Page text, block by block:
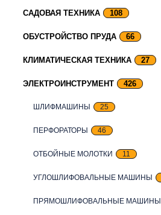
САДОВАЯ ТЕХНИКА 108
ОБУСТРОЙСТВО ПРУДА 66
КЛИМАТИЧЕСКАЯ ТЕХНИКА 27
ЭЛЕКТРОИНСТРУМЕНТ 426
ШЛИФМАШИНЫ 25
ПЕРФОРАТОРЫ 46
ОТБОЙНЫЕ МОЛОТКИ 11
УГЛОШЛИФОВАЛЬНЫЕ МАШИНЫ
ПРЯМОШЛИФОВАЛЬНЫЕ МАШИНЫ